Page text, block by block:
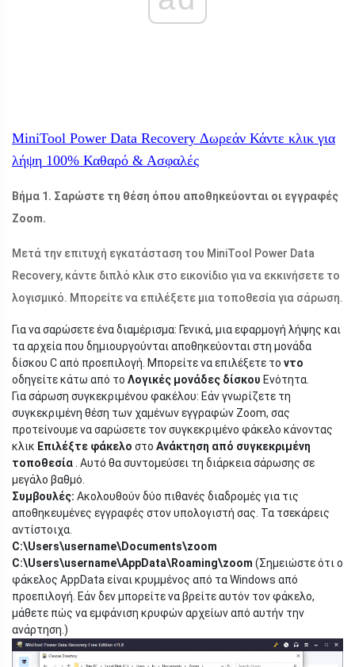
MiniTool Power Data Recovery Δωρεάν Κάντε κλικ για
λήψη 100% Καθαρό & Ασφαλές
Βήμα 1. Σαρώστε τη θέση όπου αποθηκεύονται οι εγγραφές
Zoom.
Μετά την επιτυχή εγκατάσταση του MiniTool Power Data
Recovery, κάντε διπλό κλικ στο εικονίδιο για να εκκινήσετε το
λογισμικό. Μπορείτε να επιλέξετε μια τοποθεσία για σάρωση.
Για να σαρώσετε ένα διαμέρισμα: Γενικά, μια εφαρμογή λήψης και
τα αρχεία που δημιουργούνται αποθηκεύονται στη μονάδα
δίσκου C από προεπιλογή. Μπορείτε να επιλέξετε το ντο
οδηγείτε κάτω από το Λογικές μονάδες δίσκου Ενότητα.
Για σάρωση συγκεκριμένου φακέλου: Εάν γνωρίζετε τη
συγκεκριμένη θέση των χαμένων εγγραφών Zoom, σας
προτείνουμε να σαρώσετε τον συγκεκριμένο φάκελο κάνοντας
κλικ Επιλέξτε φάκελο στο Ανάκτηση από συγκεκριμένη
τοποθεσία . Αυτό θα συντομεύσει τη διάρκεια σάρωσης σε
μεγάλο βαθμό.
Συμβουλές: Ακολουθούν δύο πιθανές διαδρομές για τις
αποθηκευμένες εγγραφές στον υπολογιστή σας. Τα τσεκάρεις
αντίστοιχα.
C:\Users\username\Documents\zoom
C:\Users\username\AppData\Roaming\zoom (Σημειώστε ότι ο
φάκελος AppData είναι κρυμμένος από τα Windows από
προεπιλογή. Εάν δεν μπορείτε να βρείτε αυτόν τον φάκελο,
μάθετε πώς να εμφάνιση κρυφών αρχείων από αυτήν την
ανάρτηση.)